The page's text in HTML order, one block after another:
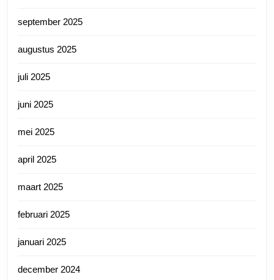
september 2025
augustus 2025
juli 2025
juni 2025
mei 2025
april 2025
maart 2025
februari 2025
januari 2025
december 2024